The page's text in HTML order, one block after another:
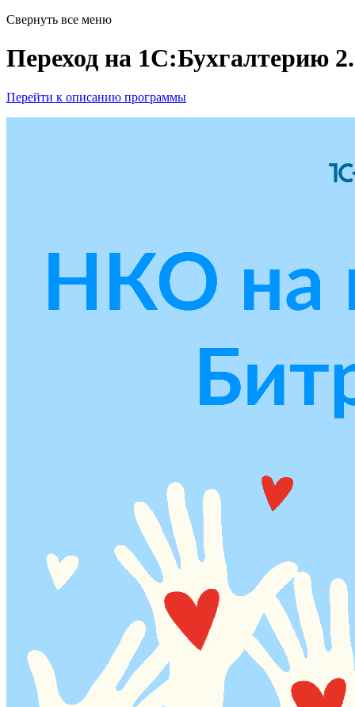
Свернуть все меню
Переход на 1С:Бухгалтерию
Перейти к описанию программы